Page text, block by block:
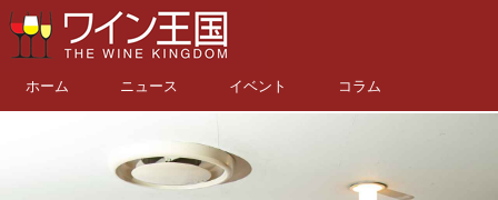
ホーム ニュース イベント コラム